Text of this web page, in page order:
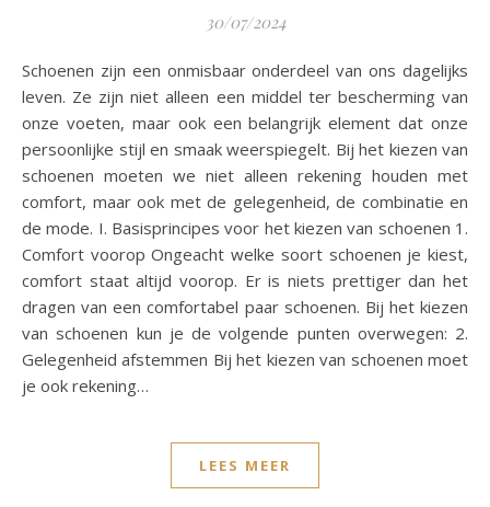
30/07/2024
Schoenen zijn een onmisbaar onderdeel van ons dagelijks
leven. Ze zijn niet alleen een middel ter bescherming van
onze voeten, maar ook een belangrijk element dat onze
persoonlijke stijl en smaak weerspiegelt. Bij het kiezen van
schoenen moeten we niet alleen rekening houden met
comfort, maar ook met de gelegenheid, de combinatie en
de mode. I. Basisprincipes voor het kiezen van schoenen 1.
Comfort voorop Ongeacht welke soort schoenen je kiest,
comfort staat altijd voorop. Er is niets prettiger dan het
dragen van een comfortabel paar schoenen. Bij het kiezen
van schoenen kun je de volgende punten overwegen: 2.
Gelegenheid afstemmen Bij het kiezen van schoenen moet
je ook rekening…
LEES MEER